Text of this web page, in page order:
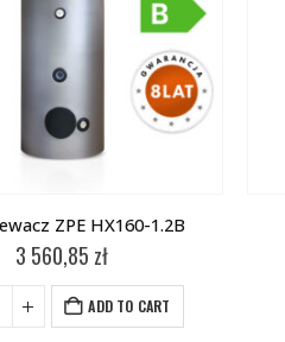
ZPE HX160-1.2B
3 560,85 zł
ADD TO CART